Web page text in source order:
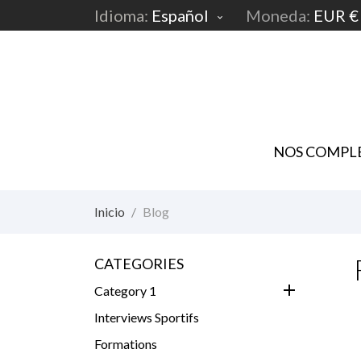
Idioma: Español  Moneda: EUR €
NOS
Inicio Blog
CATEGORIES
Category 1 add
Interviews Sportifs
Formations